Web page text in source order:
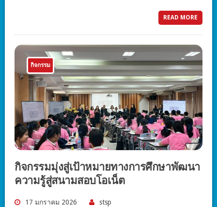
READ MORE
กิจกรรม
กิจกรรมมุ่งสู่เป้าหมายทางการศึกษาพัฒนา
ความรู้สู่สนามสอบโอเน็ต
17 มกราคม 2026 stsp